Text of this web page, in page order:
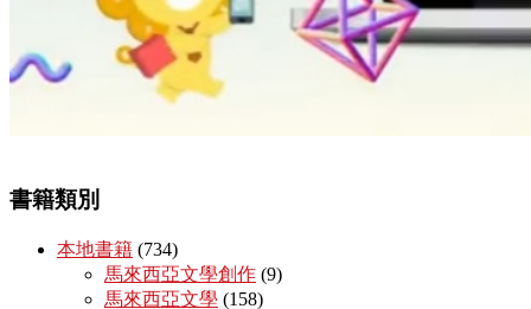
書籍類別
本地書籍 (734)
馬來西亞文學創作 (9)
馬來西亞文學 (158)